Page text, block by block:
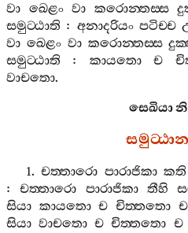
වා ඛෙළං වා කරොන‍්තස‍්ස
සමුට‍්ඨාති : අනාදරියං පටිච‍්ච
වා ඛෙළං වා කරොන‍්තස‍්ස
සමුට‍්ඨාති : කායතො ච
වාචතො.
සෙඛියා
1.චත‍්තාරො පාරාජිකා කති
:චත‍්තාරො පාරාජිකා තීහි
සියා කායතො ච චිත‍්තතො ච
සියා වාචතො ච චිත‍්තතො ච